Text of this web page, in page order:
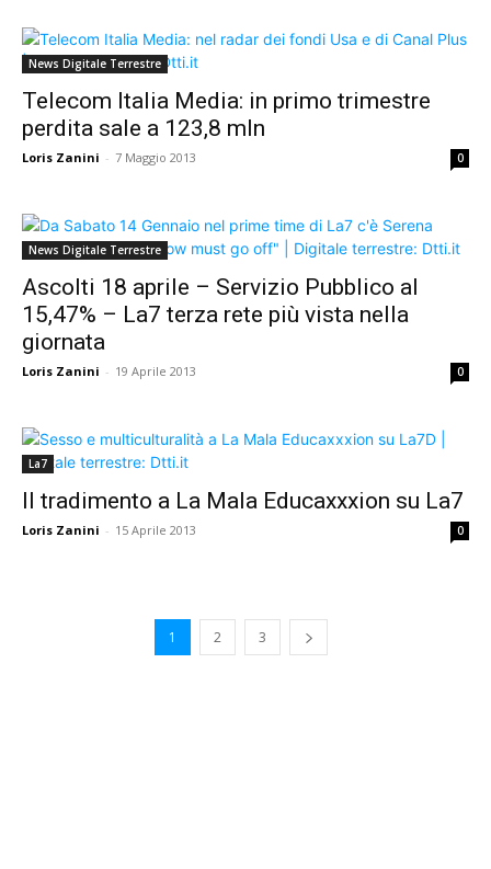
News Digitale Terrestre
Telecom Italia Media: in primo trimestre
perdita sale a 123,8 mln
Loris Zanini - 7 Maggio 2013 0
News Digitale Terrestre
Ascolti 18 aprile – Servizio Pubblico al
15,47% – La7 terza rete più vista nella
giornata
Loris Zanini - 19 Aprile 2013 0
La7
Il tradimento a La Mala Educaxxxion su La7
Loris Zanini - 15 Aprile 2013 0
1 2 3